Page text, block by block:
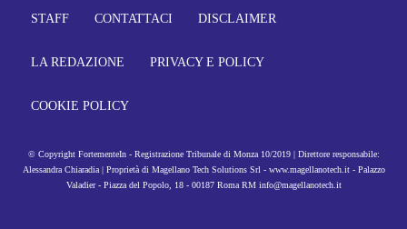
STAFF CONTATTACI DISCLAIMER
LA REDAZIONE PRIVACY E POLICY
COOKIE POLICY
© Copyright FortementeIn - Registrazione Tribunale di Monza 10/2019 | Direttore responsabile:
Alessandra Chiaradia | Proprietà di Magellano Tech Solutions Srl - www.magellanotech.it - Palazzo
Valadier - Piazza del Popolo, 18 - 00187 Roma RM info@magellanotech.it